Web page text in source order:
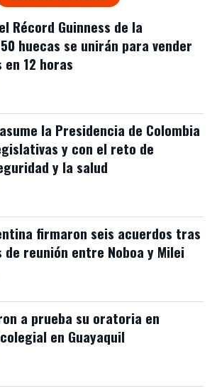
Récord Guinness de la
huecas se unirán para vender
12 horas
la Presidencia de Colombia
y con el reto de
y la salud
firmaron seis acuerdos tras
reunión entre Noboa y Milei
a prueba su oratoria en
en Guayaquil